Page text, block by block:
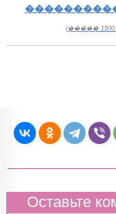
(�����
Оставьте